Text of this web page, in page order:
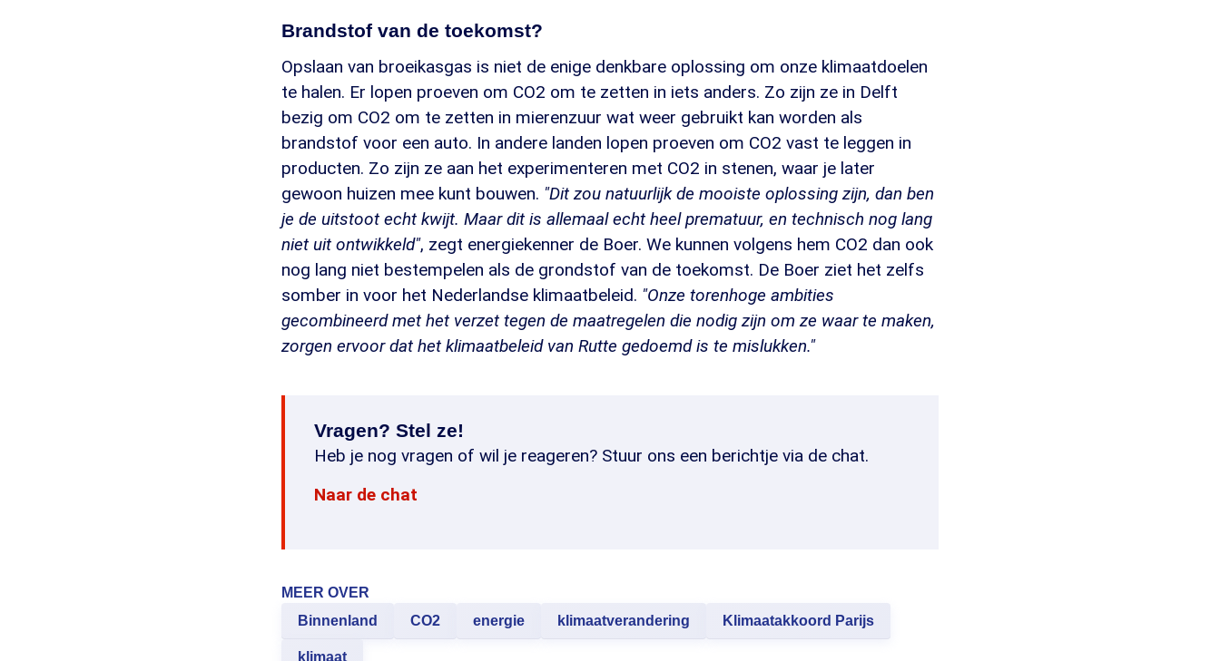
Brandstof van de toekomst?
Opslaan van broeikasgas is niet de enige denkbare oplossing om onze klimaatdoelen
te halen. Er lopen proeven om CO2 om te zetten in iets anders. Zo zijn ze in Delft
bezig om CO2 om te zetten in mierenzuur wat weer gebruikt kan worden als
brandstof voor een auto. In andere landen lopen proeven om CO2 vast te leggen in
producten. Zo zijn ze aan het experimenteren met CO2 in stenen, waar je later
gewoon huizen mee kunt bouwen. "Dit zou natuurlijk de mooiste oplossing zijn, dan ben
je de uitstoot echt kwijt. Maar dit is allemaal echt heel prematuur, en technisch nog lang
niet uit ontwikkeld", zegt energiekenner de Boer. We kunnen volgens hem CO2 dan ook
nog lang niet bestempelen als de grondstof van de toekomst. De Boer ziet het zelfs
somber in voor het Nederlandse klimaatbeleid. "Onze torenhoge ambities
gecombineerd met het verzet tegen de maatregelen die nodig zijn om ze waar te maken,
zorgen ervoor dat het klimaatbeleid van Rutte gedoemd is te mislukken."
Vragen? Stel ze!
Heb je nog vragen of wil je reageren? Stuur ons een berichtje via de chat.
Naar de chat
MEER OVER
Binnenland
CO2 energie klimaatverandering Klimaatakkoord Parijs
klimaat